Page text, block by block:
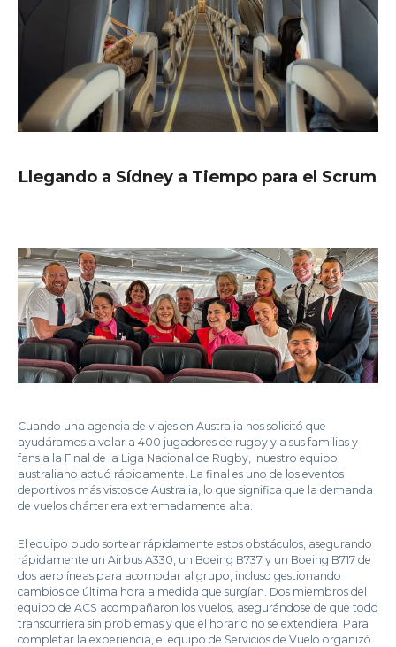
Llegando a Sídney a Tiempo para el Scrum
Cuando una agencia de viajes en Australia nos solicitó que
ayudáramos a volar a 400 jugadores de rugby y a sus familias y
fans a la Final de la Liga Nacional de Rugby, nuestro equipo
australiano actuó rápidamente. La final es uno de los eventos
deportivos más vistos de Australia, lo que significa que la demanda
de vuelos chárter era extremadamente alta.
El equipo pudo sortear rápidamente estos obstáculos, asegurando
rápidamente un Airbus A330, un Boeing B737 y un Boeing B717 de
dos aerolíneas para acomodar al grupo, incluso gestionando
cambios de última hora a medida que surgían. Dos miembros del
equipo de ACS acompañaron los vuelos, asegurándose de que todo
transcurriera sin problemas y que el horario no se extendiera. Para
completar la experiencia, el equipo de Servicios de Vuelo organizó